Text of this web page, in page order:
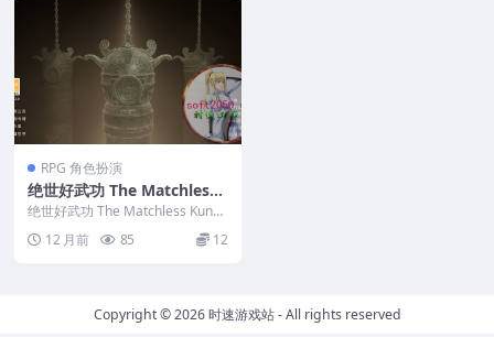
RPG 角色扮演
绝世好武功 The Matchless
Kungfu WIN游戏 PC电脑游
戏 适配系统WIN10 WIN11
绝世好武功 The Matchless Kungf
12 月前 85 12
Copyright © 2026时速游戏站- All rights reserved